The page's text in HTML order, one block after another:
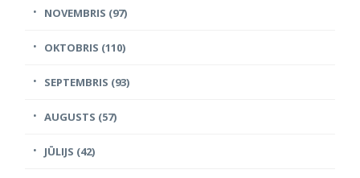
NOVEMBRIS (97)
OKTOBRIS (110)
SEPTEMBRIS (93)
AUGUSTS (57)
JŪLIJS (42)